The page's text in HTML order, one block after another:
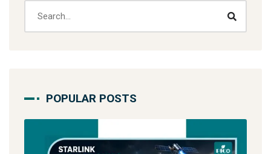
POPULAR POSTS